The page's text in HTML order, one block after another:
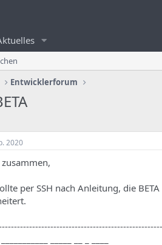
Entwicklerforum
2020
per SSH nach Anleitung, die